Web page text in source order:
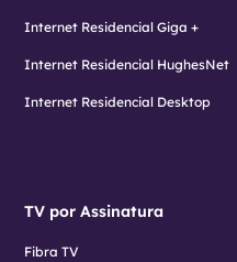
Internet Residencial Giga +
Internet Residencial HughesNet
Internet Residencial Desktop
TV por Assinatura
Fibra TV